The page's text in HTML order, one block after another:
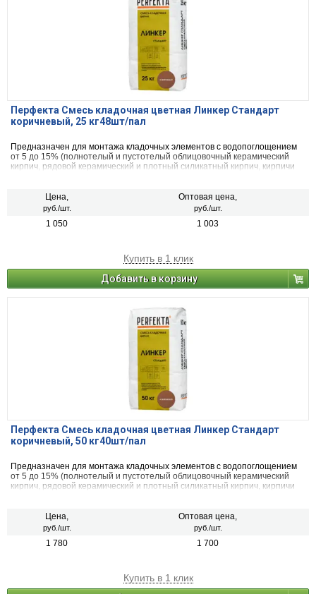
Перфекта Смесь кладочная цветная Линкер Стандарт
коричневый, 25 кг48шт/пал
Предназначен для монтажа кладочных элементов с водопоглощением
от 5 до 15% (полнотелый и пустотелый облицовочный керамический
кирпич, рядовой керамический и плотный силикатный кирпич, кирпичи
Цена,
руб./шт.
Оптовая цена,
руб./шт.
1 050 1 003
Купить в 1 клик
Добавить в корзину
Перфекта Смесь кладочная цветная Линкер Стандарт
коричневый, 50 кг40шт/пал
Предназначен для монтажа кладочных элементов с водопоглощением
от 5 до 15% (полнотелый и пустотелый облицовочный керамический
кирпич, рядовой керамический и плотный силикатный кирпич, кирпичи
Цена,
руб./шт.
Оптовая цена,
руб./шт.
1 780 1 700
Купить в 1 клик